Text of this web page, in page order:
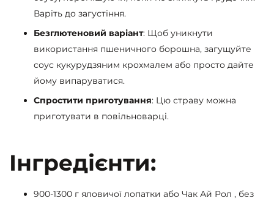
Варіть до загустіння.
Безглютеновий варіант: Щоб уникнути
використання пшеничного борошна, загущуйте
соус кукурудзяним крохмалем або просто дайте
йому випаруватися.
Спростити приготування: Цю страву можна
приготувати в повільноварці.
Інгредієнти:
900-1300 г яловичої лопатки або Чак Ай Рол , без